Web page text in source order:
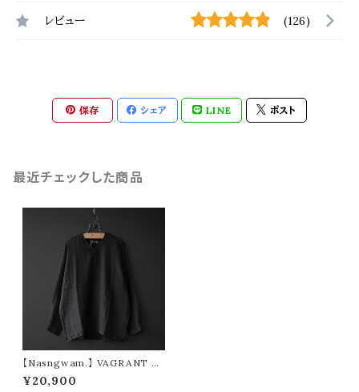
レビュー (126)
保存 シェア LINE ポスト
最近チェックした商品
【Nasngwam.】 VAGRANT S
HIRTS (black)
¥20,900